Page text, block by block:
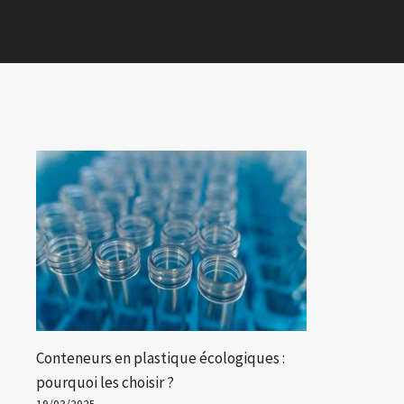
Conteneurs en plastique écologiques :
pourquoi les choisir ?